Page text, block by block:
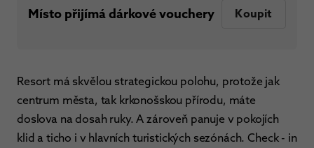
Místo přijímá dárkové vouchery Koupit
Resort má skvělou strategickou polohu, protože jak
centrum města, tak krkonošskou přírodu, máte
doslova na dosah ruky. A zároveň panuje v pokojích
klid a ticho i v hlavních turistických sezónách. Check - in